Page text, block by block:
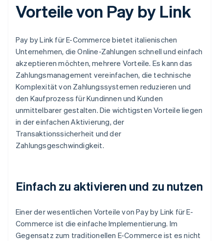
Vorteile von Pay by Link
Pay by Link für E-Commerce bietet italienischen
Unternehmen, die Online-Zahlungen schnell und einfach
akzeptieren möchten, mehrere Vorteile. Es kann das
Zahlungsmanagement vereinfachen, die technische
Komplexität von Zahlungssystemen reduzieren und
den Kaufprozess für Kundinnen und Kunden
unmittelbarer gestalten. Die wichtigsten Vorteile liegen
in der einfachen Aktivierung, der
Transaktionssicherheit und der
Zahlungsgeschwindigkeit.
Einfach zu aktivieren und zu nutzen
Einer der wesentlichen Vorteile von Pay by Link für E-
Commerce ist die einfache Implementierung. Im
Gegensatz zum traditionellen E-Commerce ist es nicht